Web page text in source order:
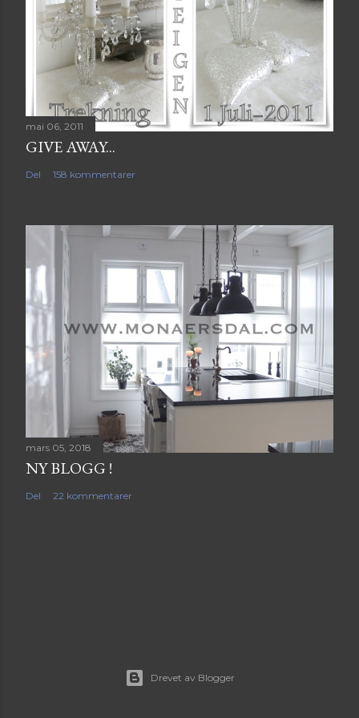
mai 06, 2011
GIVE AWAY...
Del 158 kommentarer
mars 05, 2018
NY BLOGG !
Del 22 kommentarer
Drevet av Blogger